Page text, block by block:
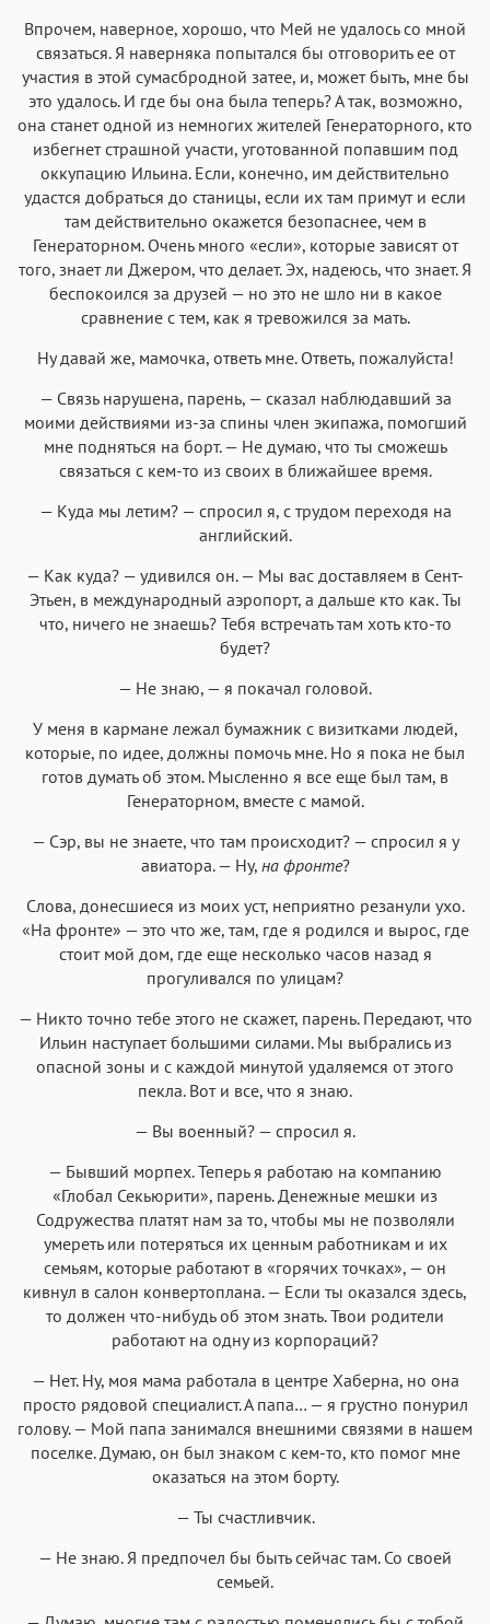
Впрочем, наверное, хорошо, что Мей не удалось со мной
связаться. Я наверняка попытался бы отговорить ее от
участия в этой сумасбродной затее, и, может быть, мне бы
это удалось. И где бы она была теперь? А так, возможно,
она станет одной из немногих жителей Генераторного, кто
избегнет страшной участи, уготованной попавшим под
оккупацию Ильина. Если, конечно, им действительно
удастся добраться до станицы, если их там примут и если
там действительно окажется безопаснее, чем в
Генераторном. Очень много «если», которые зависят от
того, знает ли Джером, что делает. Эх, надеюсь, что знает. Я
беспокоился за друзей — но это не шло ни в какое
сравнение с тем, как я тревожился за мать.
Ну давай же, мамочка, ответь мне. Ответь, пожалуйста!
— Связь нарушена, парень, — сказал наблюдавший за
моими действиями из-за спины член экипажа, помогший
мне подняться на борт. — Не думаю, что ты сможешь
связаться с кем-то из своих в ближайшее время.
— Куда мы летим? — спросил я, с трудом переходя на
английский.
— Как куда? — удивился он. — Мы вас доставляем в Сент-
Этьен, в международный аэропорт, а дальше кто как. Ты
что, ничего не знаешь? Тебя встречать там хоть кто-то
будет?
— Не знаю, — я покачал головой.
У меня в кармане лежал бумажник с визитками людей,
которые, по идее, должны помочь мне. Но я пока не был
готов думать об этом. Мысленно я все еще был там, в
Генераторном, вместе с мамой.
— Сэр, вы не знаете, что там происходит? — спросил я у
авиатора. — Ну, на фронте?
Слова, донесшиеся из моих уст, неприятно резанули ухо.
«На фронте» — это что же, там, где я родился и вырос, где
стоит мой дом, где еще несколько часов назад я
прогуливался по улицам?
— Никто точно тебе этого не скажет, парень. Передают, что
Ильин наступает большими силами. Мы выбрались из
опасной зоны и с каждой минутой удаляемся от этого
пекла. Вот и все, что я знаю.
— Вы военный? — спросил я.
— Бывший морпех. Теперь я работаю на компанию
«Глобал Секьюрити», парень. Денежные мешки из
Содружества платят нам за то, чтобы мы не позволяли
умереть или потеряться их ценным работникам и их
семьям, которые работают в «горячих точках», — он
кивнул в салон конвертоплана. — Если ты оказался здесь,
то должен что-нибудь об этом знать. Твои родители
работают на одну из корпораций?
— Нет. Ну, моя мама работала в центре Хаберна, но она
просто рядовой специалист. А папа… — я грустно понурил
голову. — Мой папа занимался внешними связями в нашем
поселке. Думаю, он был знаком с кем-то, кто помог мне
оказаться на этом борту.
— Ты счастливчик.
— Не знаю. Я предпочел бы быть сейчас там. Со своей
семьей.